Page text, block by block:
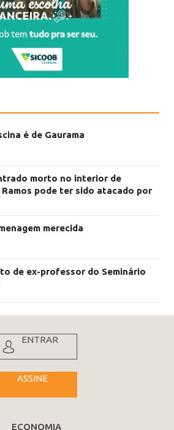
é de Gaurama
morto no interior de
pode ter sido atacado por
merecida
de ex-professor do Seminário
ENTRAR
ASSINE
ECONOMIA